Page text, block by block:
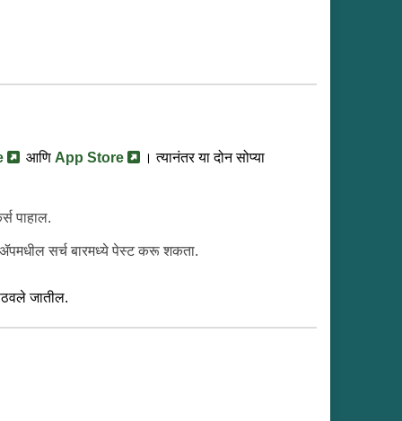
आणि App Store । त्यानंतर या दोन सोप्या
पाहाल.
सर्च बारमध्ये पेस्ट करू शकता.
जातील.